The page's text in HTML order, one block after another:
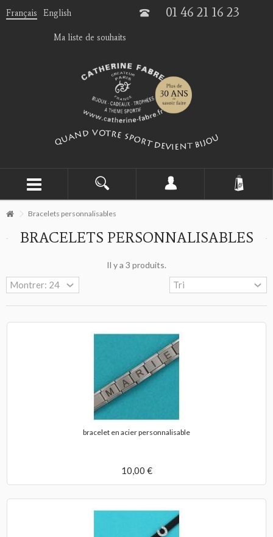
Français English 01 46 21 16 23
Ma liste de souhaits
Bracelets personnalisables
BRACELETS PERSONNALISABLES
Il y a 3 produits.
bracelet en acier personnalisable
10,00 €